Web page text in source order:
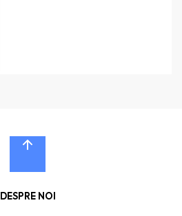
DESPRE NOI